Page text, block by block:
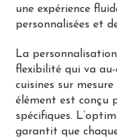
une expérience
personnalisées et
La
flexibilité qui va
cuisines sur
élément est conçu
spécifiques.
garantit que